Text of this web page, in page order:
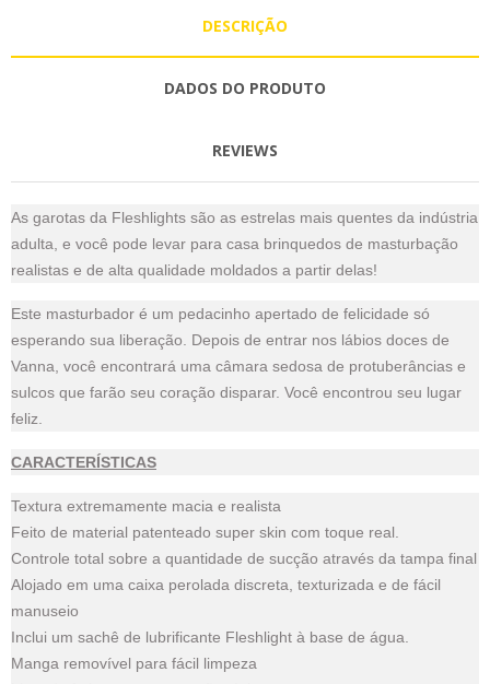
DESCRIÇÃO
DADOS DO PRODUTO
REVIEWS
As garotas da Fleshlights são as estrelas mais quentes da indústria
adulta, e você pode levar para casa brinquedos de masturbação
realistas e de alta qualidade moldados a partir delas!
Este masturbador é um pedacinho apertado de felicidade só
esperando sua liberação. Depois de entrar nos lábios doces de
Vanna, você encontrará uma câmara sedosa de protuberâncias e
sulcos que farão seu coração disparar. Você encontrou seu lugar
feliz.
CARACTERÍSTICAS
Textura extremamente macia e realista
Feito de material patenteado super skin com toque real.
Controle total sobre a quantidade de sucção através da tampa final
Alojado em uma caixa perolada discreta, texturizada e de fácil
manuseio
Inclui um sachê de lubrificante Fleshlight à base de água.
Manga removível para fácil limpeza